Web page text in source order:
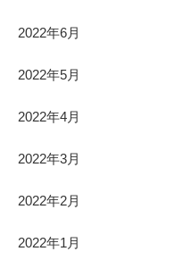
2022年6月
2022年5月
2022年4月
2022年3月
2022年2月
2022年1月